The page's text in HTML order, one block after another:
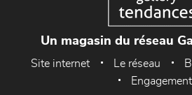
Un magasin du réseau
Site internet Le réseau